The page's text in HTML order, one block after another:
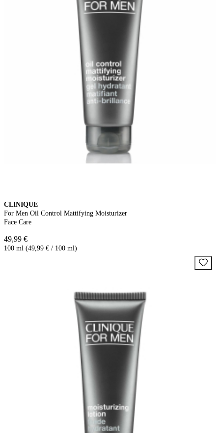
CLINIQUE
For Men Oil Control Mattifying Moisturizer
Face Care
49,99 €
100 ml (49,99 € / 100 ml)